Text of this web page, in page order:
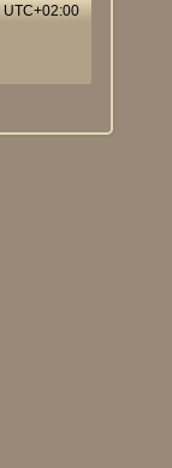
UTC+02:00